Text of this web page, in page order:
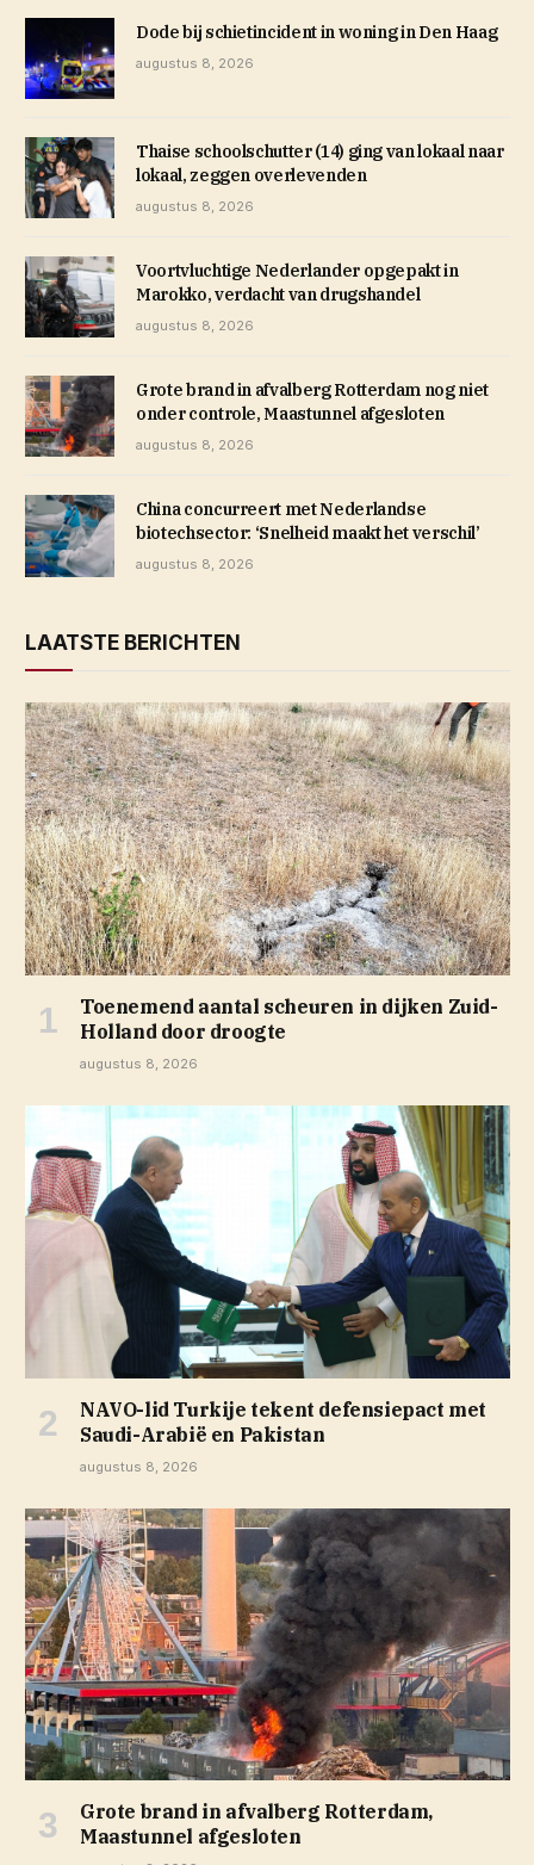
Dode bij schietincident in woning in Den Haag
augustus 8, 2026
Thaise schoolschutter (14) ging van lokaal naar
lokaal, zeggen overlevenden
augustus 8, 2026
Voortvluchtige Nederlander opgepakt in
Marokko, verdacht van drugshandel
augustus 8, 2026
Grote brand in afvalberg Rotterdam nog niet
onder controle, Maastunnel afgesloten
augustus 8, 2026
China concurreert met Nederlandse
biotechsector: ‘Snelheid maakt het verschil’
augustus 8, 2026
LAATSTE BERICHTEN
Toenemend aantal scheuren in dijken Zuid-
Holland door droogte
augustus 8, 2026
NAVO-lid Turkije tekent defensiepact met
Saudi-Arabië en Pakistan
augustus 8, 2026
Grote brand in afvalberg Rotterdam,
Maastunnel afgesloten